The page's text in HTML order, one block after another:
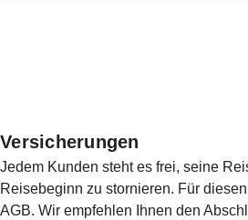
Versicherungen
Jedem Kunden steht es frei, seine
Reisebeginn zu stornieren. Für
AGB. Wir empfehlen Ihnen den